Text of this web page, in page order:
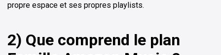
propre espace et ses propres playlists.
2) Que comprend le plan